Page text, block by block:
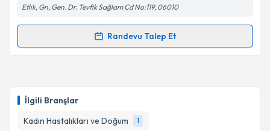
İlgili Branşlar
Kadın Hastalıkları ve Doğum
1
Etlik, Gn, Gen. Dr. Tevfik Sağlam Cd No:119, 06010
Randevu Talep Et
Randevu Takvimi Talebi
takvim hazırlandığında e-posta ile bilgilendireceğiz.